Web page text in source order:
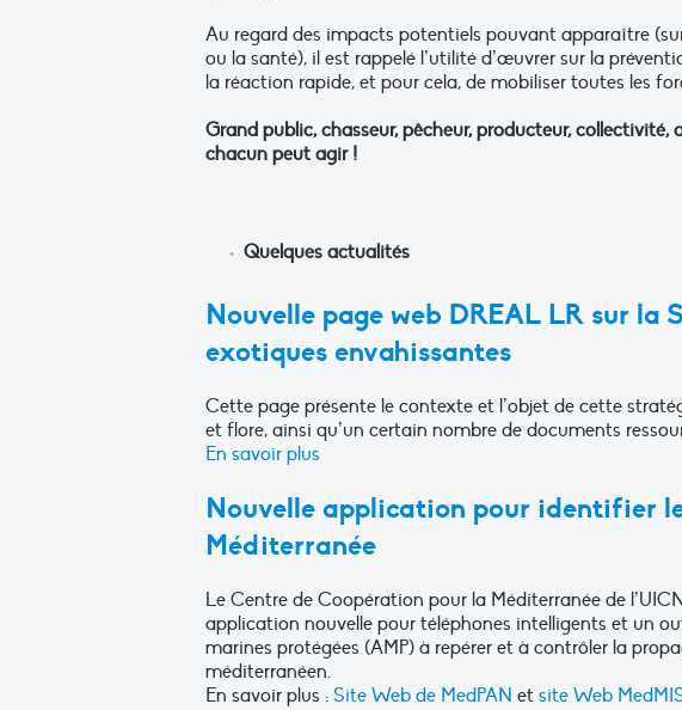
Au regard des impacts potentiels pouvant apparaître
ou la santé), il est rappelé l’utilité d’œuvrer sur la
la réaction rapide, et pour cela, de mobiliser toutes les
Grand public, chasseur, pêcheur, producteur,
chacun peut agir !
Quelques actualités
Nouvelle page web DREAL LR sur la
exotiques envahissantes
Cette page présente le contexte et l’objet de cette
et flore, ainsi qu’un certain nombre de documents
En savoir plus
Nouvelle application pour identifier
Méditerranée
Le Centre de Coopération pour la Méditerranée de
application nouvelle pour téléphones intelligents et un
marines protégées (AMP) à repérer et à contrôler la
méditerranéen.
En savoir plus : Site Web de MedPAN et site Web